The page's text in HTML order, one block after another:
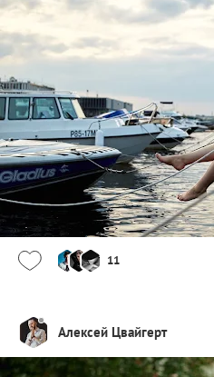
11
Алексей Цвайгерт